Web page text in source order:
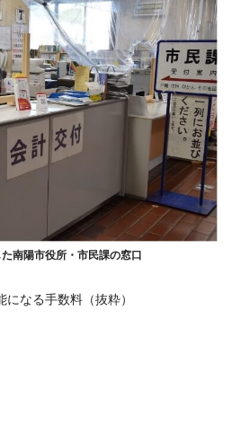
南陽市役所・市民課の窓口
なる手数料（抜粋）